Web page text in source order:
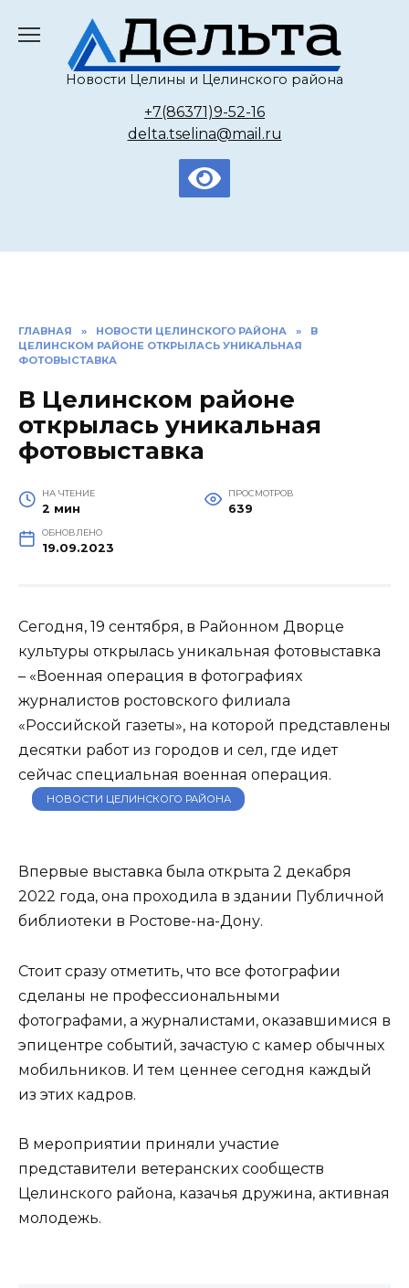
содержанию
Новости Целины и Целинского района
+7(86371)9-52-16
delta.tselina@mail.ru
ГЛАВНАЯ » НОВОСТИ ЦЕЛИНСКОГО РАЙОНА »
В
ЦЕЛИНСКОМ РАЙОНЕ ОТКРЫЛАСЬ УНИКАЛЬНАЯ
ФОТОВЫСТАВКА
В Целинском районе
открылась уникальная
фотовыставка
НА ЧТЕНИЕ
2 мин
ПРОСМОТРОВ
639
ОБНОВЛЕНО
19.09.2023
Сегодня, 19 сентября, в Районном Дворце
культуры открылась уникальная фотовыставка
– «Военная операция в фотографиях
журналистов ростовского филиала
«Российской газеты», на которой представлены
десятки работ из городов и сел, где идет
сейчас специальная военная операция.
НОВОСТИ ЦЕЛИНСКОГО РАЙОНА
Впервые выставка была открыта 2 декабря
2022 года, она проходила в здании Публичной
библиотеки в Ростове-на-Дону.
Стоит сразу отметить, что все фотографии
сделаны не профессиональными
фотографами, а журналистами, оказавшимися в
эпицентре событий, зачастую с камер обычных
мобильников. И тем ценнее сегодня каждый
из этих кадров.
В мероприятии приняли участие
представители ветеранских сообществ
Целинского района, казачья дружина, активная
молодежь.